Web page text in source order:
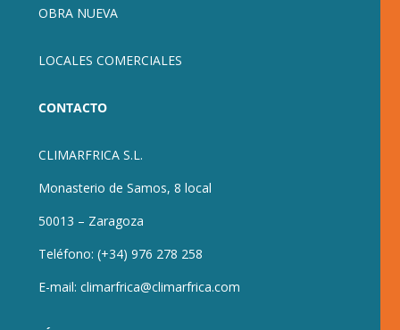
OBRA NUEVA
LOCALES COMERCIALES
CONTACTO
CLIMARFRICA S.L.
Monasterio de Samos, 8 local
50013 – Zaragoza
Teléfono: (+34) 976 278 258
E-mail: climarfrica@climarfrica.com